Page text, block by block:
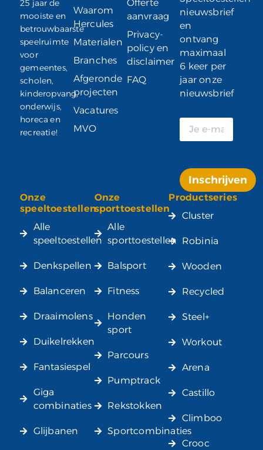
25 jaar de
mooiste en
betrouwbaarste
speelruimte
voor
gemeentes,
scholen,
kinderopvang,
onderwijs,
horeca en
recreatie!
Waarom
Hercules
Materialen
Branches
Afgeronde
projecten
Vacatures
MVO
Offerte
aanvraag
Privacy-
policy en
disclaimer
FAQ
nieuwsbrief
en
ontvang
maximaal
6 keer per
jaar onze
nieuwsbrief
Inschrijven
Alternative:
Onze
speeltoestellen
Alle
speeltoestellen
Denkspellen
Balanceren
Draaimolens
Duikelrekken
Fantasiespel
Giga
combinaties
Glijbanen
Onze
sporttoestellen
Alle
sporttoestellen
Balsport
Fitness
Honden
sport
Parcours
Pumptrack
Rekstokken
Sportcombinaties
Productseries
Cluster
Robinia
Wooden
Recycled
Steel+
Workout
Arena
Castillo
Climboo
Crooc